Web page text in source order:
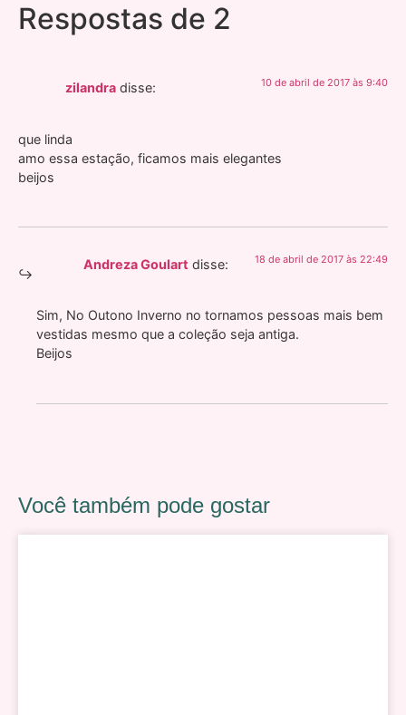
Respostas de 2
zilandra disse: 10 de abril de 2017 às 9:40
que linda
amo essa estação, ficamos mais elegantes
beijos
Andreza Goulart disse: 18 de abril de 2017 às 22:49
Sim, No Outono Inverno no tornamos pessoas mais bem
vestidas mesmo que a coleção seja antiga.
Beijos
Você também pode gostar